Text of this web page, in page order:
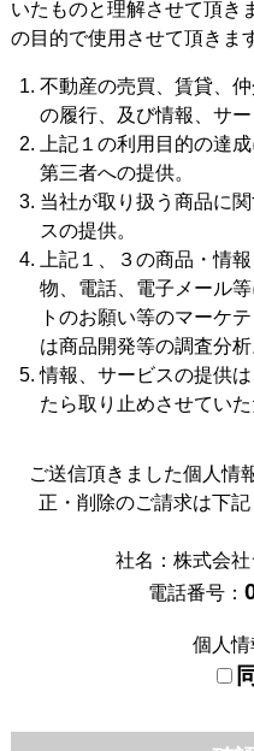
いたものと理解させて頂き
の目的で使用させて頂きま
不動産の売買、賃貸、
の履行、及び情報、サー
上記１の利用目的の達
第三者への提供。
当社が取り扱う商品に
スの提供。
上記１、３の商品・情
物、電話、電子メール
トのお願い等のマーケ
は商品開発等の調査分析
情報、サービスの提供
たら取り止めさせていた
ご送信頂きました個人情
正・削除のご請求は下
社名：株式会
電話番号：
個人情